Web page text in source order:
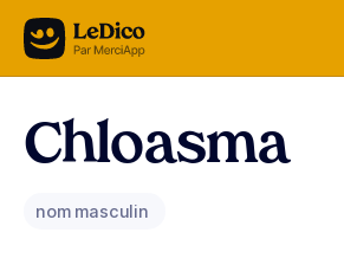
Aller au contenu
Chloasma
nom masculin